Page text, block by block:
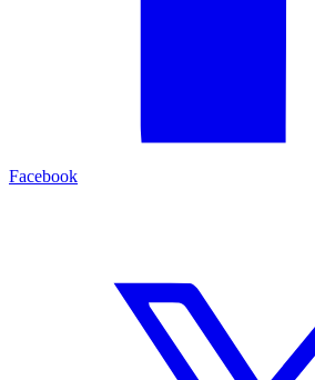
Facebook